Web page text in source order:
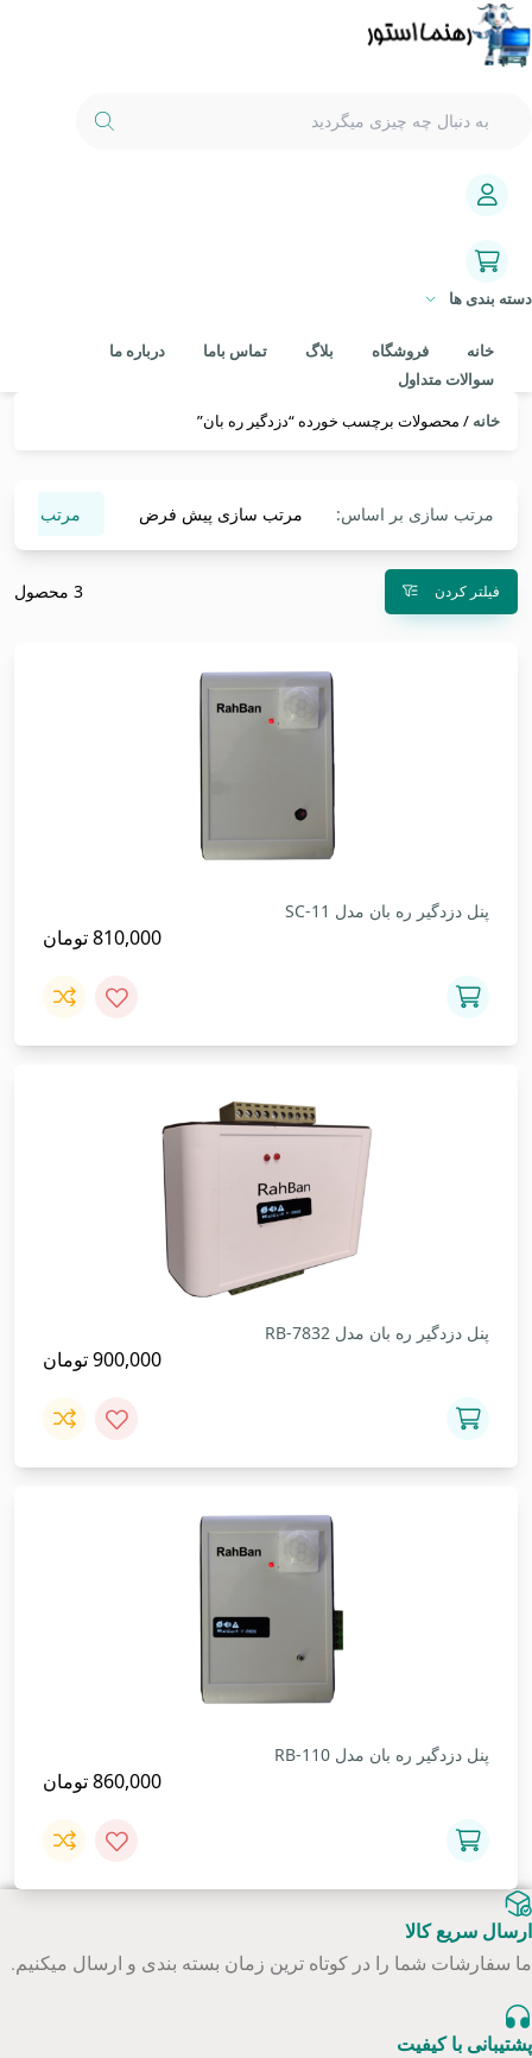
دسته بندی ها
خانه فروشگاه بلاگ تماس باما
درباره ما
سوالات متداول
خانه / محصولات برچسب خورده “دزدگیر ره بان”
مرتب سازی بر اساس: مرتب سازی پیش فرض مرتب
فیلتر کردن 3 محصول
پنل دزدگیر ره بان مدل SC-11
810,000تومان
پنل دزدگیر ره بان مدل RB-7832
900,000تومان
پنل دزدگیر ره بان مدل RB-110
860,000تومان
ارسال سریع کالا
ما سفارشات شما را در کوتاه ترین زمان بسته بندی و ارسال میکنیم.
پشتیبانی با کیفیت